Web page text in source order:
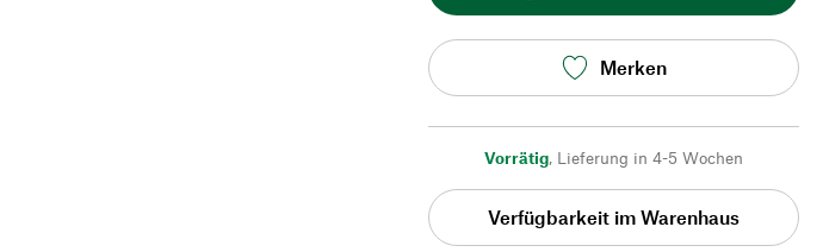
Merken
Vorrätig, Lieferung in 4-5 Wochen
Verfügbarkeit im Warenhaus